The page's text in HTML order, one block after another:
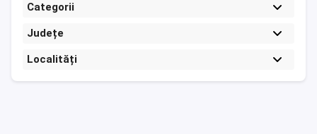
Categorii
Județe
Localități